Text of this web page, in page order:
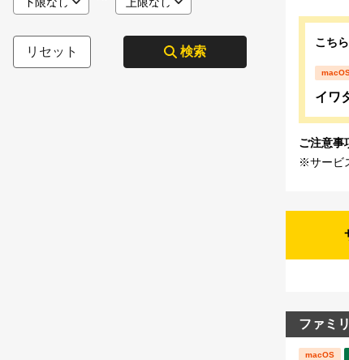
リセット 検索
こち
イワ
ご注意事
※サービ
ファミ
macOS